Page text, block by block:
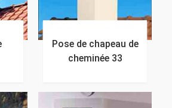
Pose de chapeau de
cheminée 33